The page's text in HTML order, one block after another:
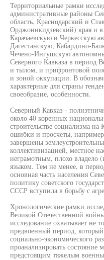
Территориальные рамки
административные районы
область, Краснодарский и
Орджоникидзевский) края и
Карачаевскую и Черкесскую
Дагестанскую, Кабардино-
Чечено-Ингушскую
Северного Кавказа в период
и тылом, и прифронтовой
и зоной оккупации. В
характерные для страны
своеобразие, особенности.
Северный Кавказ -
около 40 коренных
строительстве социализма
ошибки и просчеты,
завершены
коллективизацией, местное
неграмотным, плохо владело
языком. Тем не менее, в
основная часть населения
политику советского
СССР вступила в борьбу с
Хронологические рамки
Великой Отечественной
исследование охватывает не
предвоенный период, который
социально-экономического
проанализировать
предстоящим тяжелым